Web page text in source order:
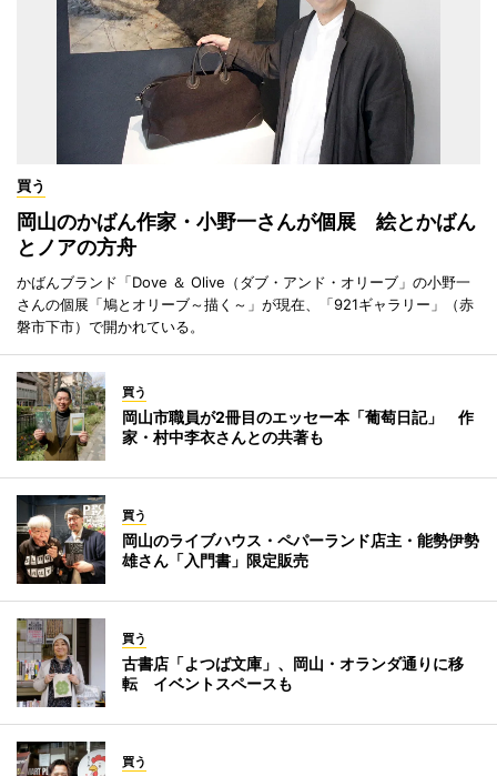
買う
岡山のかばん作家・小野一さんが個展 絵とかばん
とノアの方舟
かばんブランド「Dove ＆ Olive（ダブ・アンド・オリーブ」の小野一
さんの個展「鳩とオリーブ～描く～」が現在、「921ギャラリー」（赤
磐市下市）で開かれている。
買う
岡山市職員が2冊目のエッセー本「葡萄日記」 作
家・村中李衣さんとの共著も
買う
岡山のライブハウス・ペパーランド店主・能勢伊勢
雄さん「入門書」限定販売
買う
古書店「よつば文庫」、岡山・オランダ通りに移
転 イベントスペースも
買う